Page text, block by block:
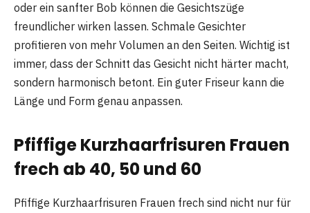
oder ein sanfter Bob können die Gesichtszüge
freundlicher wirken lassen. Schmale Gesichter
profitieren von mehr Volumen an den Seiten. Wichtig ist
immer, dass der Schnitt das Gesicht nicht härter macht,
sondern harmonisch betont. Ein guter Friseur kann die
Länge und Form genau anpassen.
Pfiffige Kurzhaarfrisuren Frauen
frech ab 40, 50 und 60
Pfiffige Kurzhaarfrisuren Frauen frech sind nicht nur für